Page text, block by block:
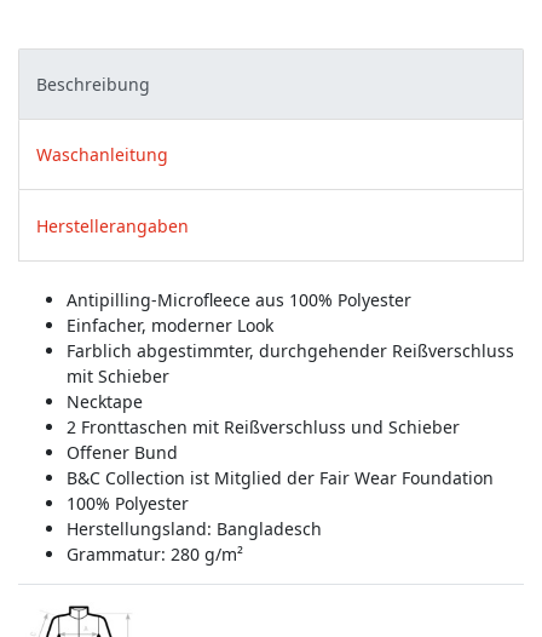
Beschreibung
Waschanleitung
Herstellerangaben
Antipilling-Microfleece aus 100% Polyester
Einfacher, moderner Look
Farblich abgestimmter, durchgehender Reißverschluss
mit Schieber
Necktape
2 Fronttaschen mit Reißverschluss und Schieber
Offener Bund
B&C Collection ist Mitglied der Fair Wear Foundation
100% Polyester
Herstellungsland: Bangladesch
Grammatur: 280 g/m²